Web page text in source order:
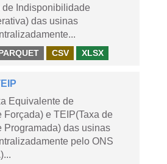
de Indisponibilidade
das usinas
CSV XLSX
Equivalente de
Forçada) e TEIP(Taxa de
Programada) das usinas
pelo ONS